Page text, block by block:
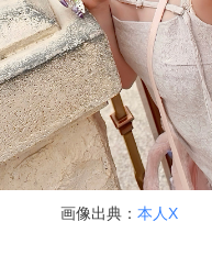
画像出典： 本人X